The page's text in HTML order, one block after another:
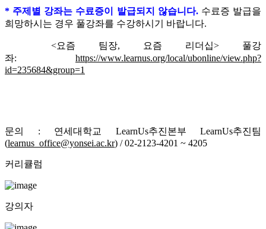
* 주제별 강좌는 수료증이 발급되지 않습니다.수료증 발급을
희망하시는 경우 풀강좌를 수강하시기 바랍니다.
<요즘 팀장, 요즘 리더십> 풀강
좌: https://www.learnus.org/local/ubonline/view.php?
id=235684&group=1
문의 : 연세대학교 LearnUs추진본부 LearnUs추진팀
(learnus_office@yonsei.ac.kr) / 02-2123-4201 ~ 4205
커리큘럼
강의자